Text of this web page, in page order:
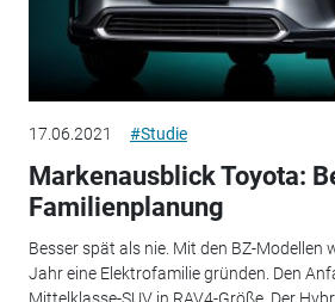
17.06.2021 #Studie
Markenausblick Toyota:
Familienplanung
Besser spät als nie. Mit den BZ-Modellen
Jahr eine Elektrofamilie gründen. Den